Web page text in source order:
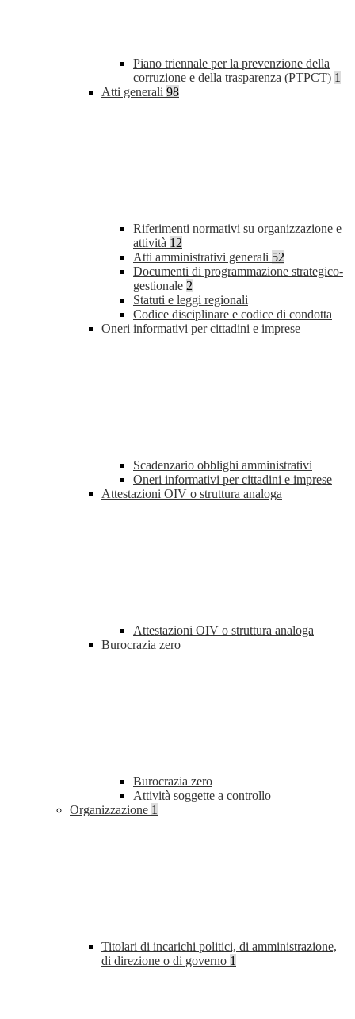
Piano triennale per la prevenzione della
corruzione e della trasparenza (PTPCT) 1
Atti generali 98
Riferimenti normativi su organizzazione e
attività 12
Atti amministrativi generali 52
Documenti di programmazione strategico-
gestionale 2
Statuti e leggi regionali
Codice disciplinare e codice di condotta
Oneri informativi per cittadini e imprese
Scadenzario obblighi amministrativi
Oneri informativi per cittadini e imprese
Attestazioni OIV o struttura analoga
Attestazioni OIV o struttura analoga
Burocrazia zero
Burocrazia zero
Attività soggette a controllo
Organizzazione 1
Titolari di incarichi politici, di amministrazione,
di direzione o di governo 1